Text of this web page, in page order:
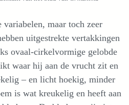
maar toch zeer
uitgestrekte vertakkingen
ovaal-cirkelvormige gelobde
waar hij aan de vrucht zit en
– en licht hoekig, minder
is wat kreukelig en heeft aan